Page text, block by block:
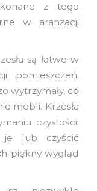
z tego
w aranżacji
są łatwe w
pomieszczeń.
wytrzymały, co
mebli. Krzesła
czystości.
je lub czyścić
piękny wygląd